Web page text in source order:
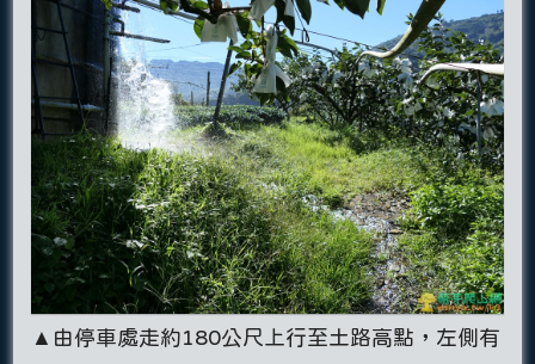
▲由停車處走約180公尺上行至土路高點，左側有